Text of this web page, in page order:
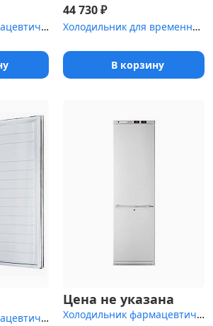
Холодильник фармацевтический Pozis ХЛ-250-1 с металлическими двер...
44 730₽
Холодильник для временного хранения медицинских отходов Саратов-5...
В корзину
Холодильник фармацевтический Pozis ХФ-250-2
Цена не указана
Холодильник фармацевтический Pozis ХЛ-340